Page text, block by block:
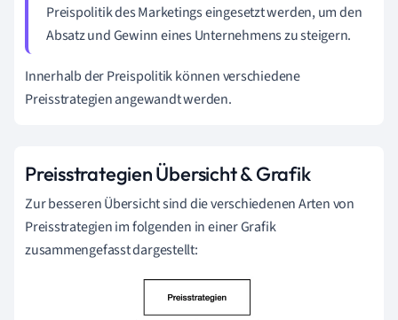
Preispolitik des Marketings eingesetzt werden, um den
Absatz und Gewinn eines Unternehmens zu steigern.
Innerhalb der Preispolitik können verschiedene
Preisstrategien angewandt werden.
Preisstrategien Übersicht & Grafik
Zur besseren Übersicht sind die verschiedenen Arten von
Preisstrategien im folgenden in einer Grafik
zusammengefasst dargestellt: